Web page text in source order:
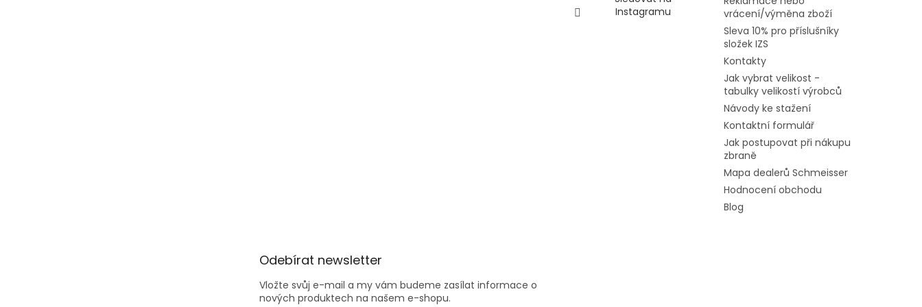
Instagramu
vrácení/výměna zboží
Sleva 10% pro příslušníky
složek IZS
Kontakty
Jak vybrat velikost -
tabulky velikostí výrobců
Návody ke stažení
Kontaktní formulář
Jak postupovat při nákupu
zbraně
Mapa dealerů Schmeisser
Hodnocení obchodu
Blog
Odebírat newsletter
Vložte svůj e-mail a my vám budeme zasílat informace o
nových produktech na našem e-shopu.